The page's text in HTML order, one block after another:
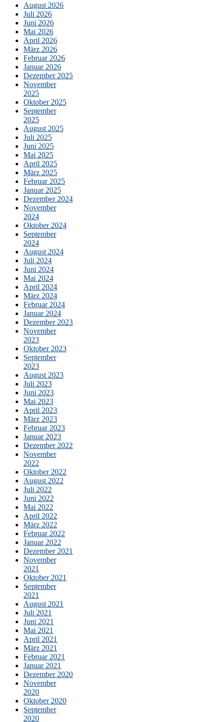
August 2026
Juli 2026
Juni 2026
Mai 2026
April 2026
März 2026
Februar 2026
Januar 2026
Dezember 2025
November
2025
Oktober 2025
September
2025
August 2025
Juli 2025
Juni 2025
Mai 2025
April 2025
März 2025
Februar 2025
Januar 2025
Dezember 2024
November
2024
Oktober 2024
September
2024
August 2024
Juli 2024
Juni 2024
Mai 2024
April 2024
März 2024
Februar 2024
Januar 2024
Dezember 2023
November
2023
Oktober 2023
September
2023
August 2023
Juli 2023
Juni 2023
Mai 2023
April 2023
März 2023
Februar 2023
Januar 2023
Dezember 2022
November
2022
Oktober 2022
August 2022
Juli 2022
Juni 2022
Mai 2022
April 2022
März 2022
Februar 2022
Januar 2022
Dezember 2021
November
2021
Oktober 2021
September
2021
August 2021
Juli 2021
Juni 2021
Mai 2021
April 2021
März 2021
Februar 2021
Januar 2021
Dezember 2020
November
2020
Oktober 2020
September
2020